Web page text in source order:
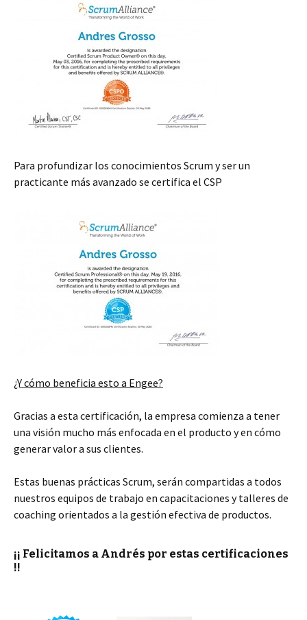
Para profundizar los conocimientos Scrum y ser un
practicante más avanzado se certifica el CSP
¿Y cómo beneficia esto a Engee?
Gracias a esta certificación, la empresa comienza a tener
una visión mucho más enfocada en el producto y en cómo
generar valor a sus clientes.
Estas buenas prácticas Scrum, serán compartidas a todos
nuestros equipos de trabajo en capacitaciones y talleres de
coaching orientados a la gestión efectiva de productos.
¡¡ Felicitamos a Andrés por estas certificaciones
!!